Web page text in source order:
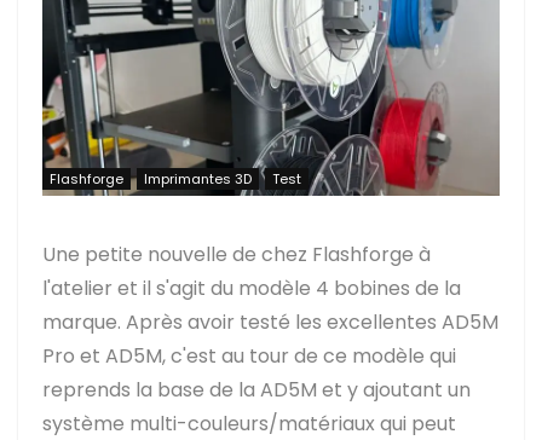
Flashforge Imprimantes 3D Test
Une petite nouvelle de chez Flashforge à
l'atelier et il s'agit du modèle 4 bobines de la
marque. Après avoir testé les excellentes AD5M
Pro et AD5M, c'est au tour de ce modèle qui
reprends la base de la AD5M et y ajoutant un
système multi-couleurs/matériaux qui peut